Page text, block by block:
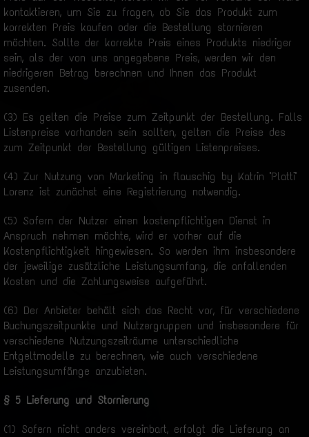
kontaktieren, um Sie zu fragen, ob Sie das Produkt zum
korrekten Preis kaufen oder die Bestellung stornieren
möchten. Sollte der korrekte Preis eines Produkts niedriger
sein, als der von uns angegebene Preis, werden wir den
niedrigeren Betrag berechnen und Ihnen das Produkt
zusenden.
(3) Es gelten die Preise zum Zeitpunkt der Bestellung. Falls
Listenpreise vorhanden sein sollten, gelten die Preise des
zum Zeitpunkt der Bestellung gültigen Listenpreises.
(4) Zur Nutzung von Marketing in flauschig by Katrin "Platti"
Lorenz ist zunächst eine Registrierung notwendig.
(5) Sofern der Nutzer einen kostenpflichtigen Dienst in
Anspruch nehmen möchte, wird er vorher auf die
Kostenpflichtigkeit hingewiesen. So werden ihm insbesondere
der jeweilige zusätzliche Leistungsumfang, die anfallenden
Kosten und die Zahlungsweise aufgeführt.
(6) Der Anbieter behält sich das Recht vor, für verschiedene
Buchungszeitpunkte und Nutzergruppen und insbesondere für
verschiedene Nutzungszeiträume unterschiedliche
Entgeltmodelle zu berechnen, wie auch verschiedene
Leistungsumfänge anzubieten.
§ 5 Lieferung und Stornierung
(1) Sofern nicht anders vereinbart, erfolgt die Lieferung an